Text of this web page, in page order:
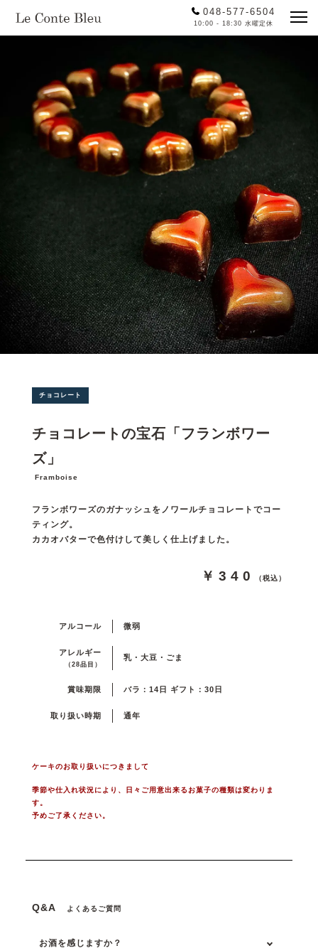
048-577-6504
10:00 - 18:30 水曜定休
チョコレート
チョコレートの宝石「フランボワー
ズ」
Framboise
フランボワーズのガナッシュをノワールチョコレートでコー
ティング。
カカオバターで色付けして美しく仕上げました。
￥340 （税込）
アルコール 微弱
アレルギー
（28品目）
乳・大豆・ごま
賞味期限 バラ：14日 ギフト：30日
取り扱い時期 通年
ケーキのお取り扱いにつきまして
季節や仕入れ状況により、日々ご用意出来るお菓子の種類は変わりま
す。
予めご了承ください。
Q&A よくあるご質問
お酒を感じますか？